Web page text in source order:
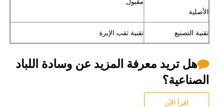
الأصلية
تقنية التصنيع تقنية ثقب الإبرة
هل تريد معرفة المزيد عن وسادة اللباد
الصناعية؟
اقرأ الآن